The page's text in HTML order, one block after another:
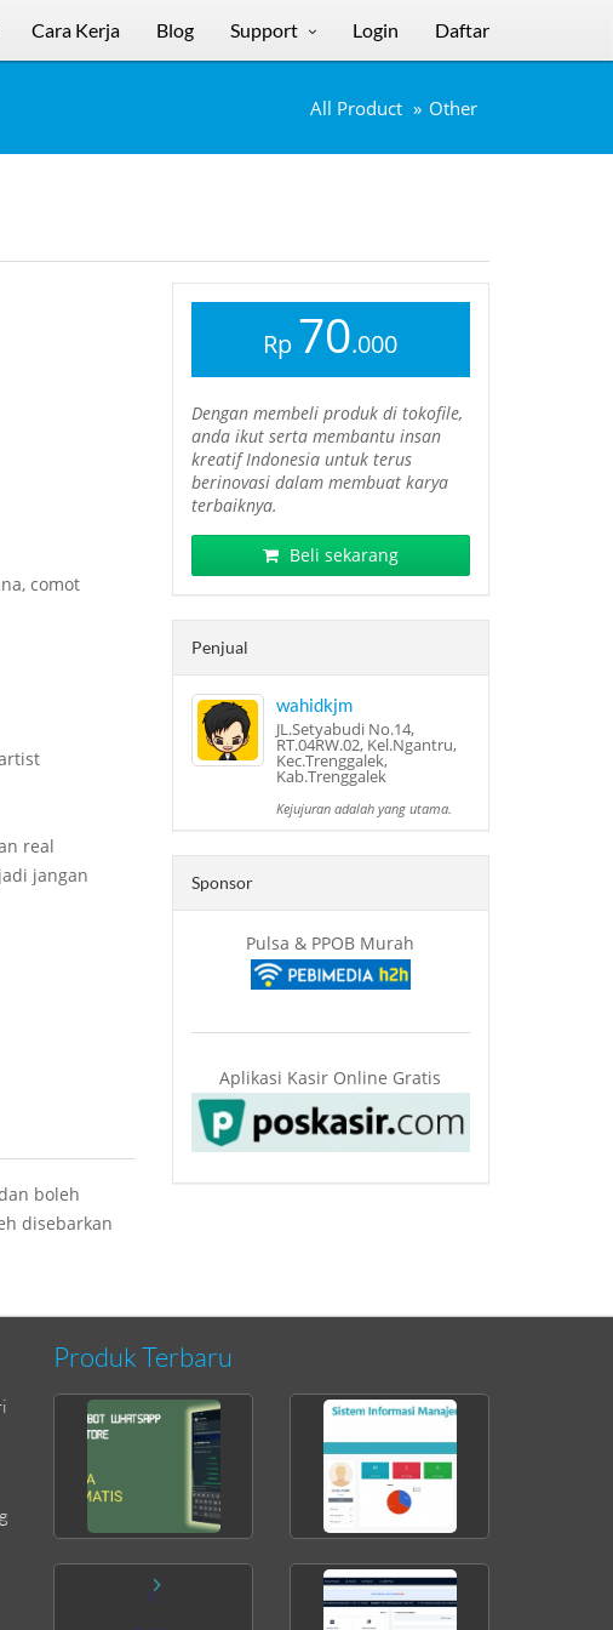
Cara Kerja Blog Support Login Daftar
All Product Other
comot
real
jangan
boleh
disebarkan
Rp 70.000
Dengan membeli produk di tokofile,
anda ikut serta membantu insan
kreatif Indonesia untuk terus
berinovasi dalam membuat karya
terbaiknya.
Beli sekarang
Penjual
wahidkjm
JL.Setyabudi No.14,
RT.04RW.02, Kel.Ngantru,
Kec.Trenggalek,
Kab.Trenggalek
Kejujuran adalah yang utama.
Sponsor
Pulsa & PPOB Murah
Aplikasi Kasir Online Gratis
Produk Terbaru